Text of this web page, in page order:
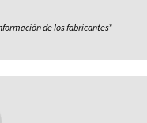
de los fabricantes*